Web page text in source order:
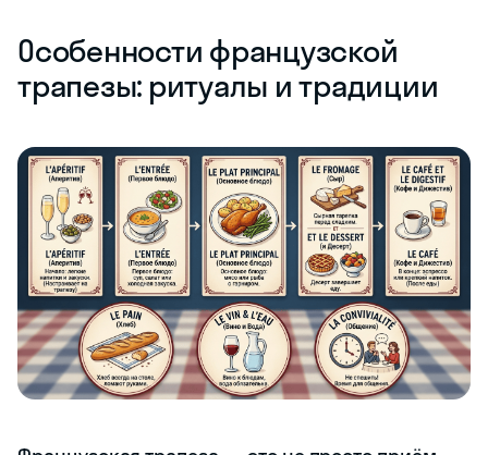
Особенности французской
трапезы: ритуалы и традиции